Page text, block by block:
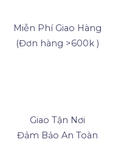
Miễn Phí Giao Hàng
(Đơn hàng >600k )
Giao Tận Nơi
Đảm Bảo An Toàn